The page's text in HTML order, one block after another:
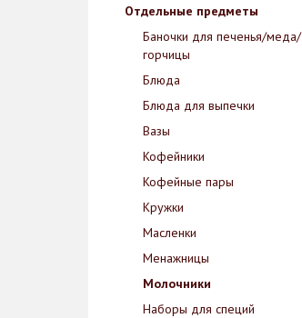
Отдельные предметы
Баночки для печенья/меда/
горчицы
Блюда
Блюда для выпечки
Вазы
Кофейники
Кофейные пары
Кружки
Масленки
Менажницы
Молочники
Наборы для специй